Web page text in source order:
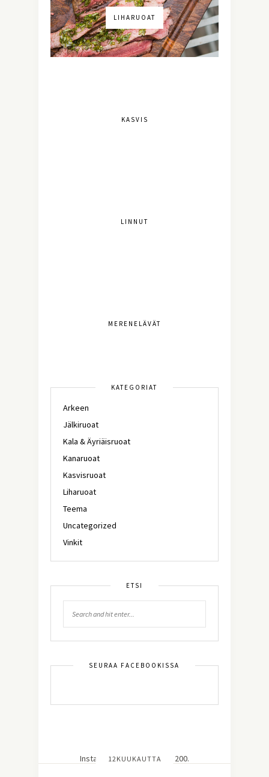
LIHARUOAT
KASVIS
LINNUT
MERENELÄVÄT
KATEGORIAT
Arkeen
Jälkiruoat
Kala & Äyriäisruoat
Kanaruoat
Kasvisruoat
Liharuoat
Teema
Uncategorized
Vinkit
ETSI
SEURAA FACEBOOKISSA
12KUUKAUTTA
Instagram did not return a 200.